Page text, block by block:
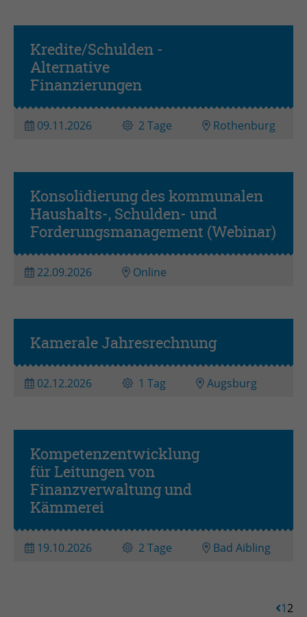
Kredite/Schulden -
Alternative
Finanzierungen
09.11.2026 2 Tage Rothenburg
Konsolidierung des kommunalen
Haushalts-, Schulden- und
Forderungsmanagement (Webinar)
22.09.2026 Online
Kamerale Jahresrechnung
02.12.2026 1 Tag Augsburg
Kompetenzentwicklung
für Leitungen von
Finanzverwaltung und
Kämmerei
19.10.2026 2 Tage Bad Aibling
12